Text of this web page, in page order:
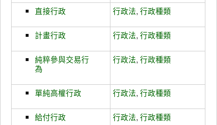
直接行政 行政法,行政種類
計畫行政 行政法,行政種類
純粹參與交易行
為
行政法,行政種類
單純高權行政 行政法,行政種類
給付行政 行政法,行政種類